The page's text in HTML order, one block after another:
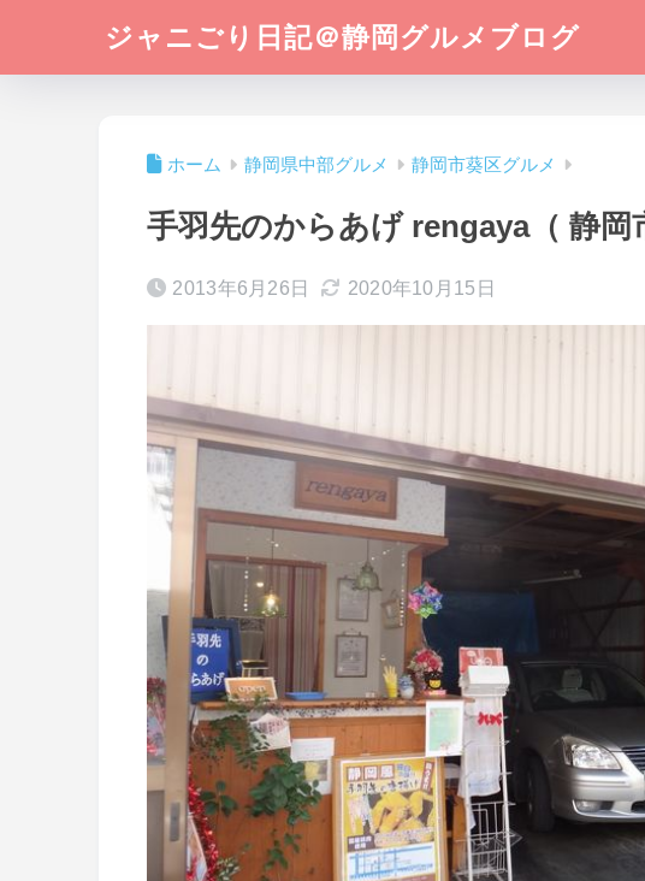
ジャニごり日記＠静岡グルメブログ
ホーム 静岡県中部グルメ 静岡市葵区グルメ
手羽先のからあげ rengaya（ 静岡
2013年6月26日 2020年10月15日